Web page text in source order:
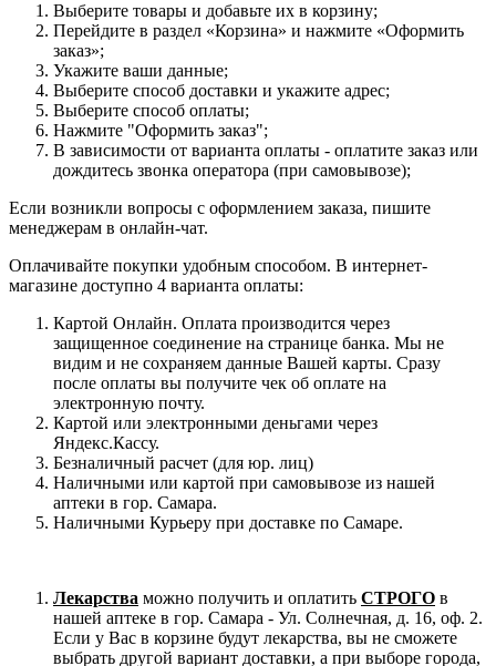
Выберите товары и добавьте их в корзину;
Перейдите в раздел «Корзина» и нажмите «Оформить
заказ»;
Укажите ваши данные;
Выберите способ доставки и укажите адрес;
Выберите способ оплаты;
Нажмите "Оформить заказ";
В зависимости от варианта оплаты - оплатите заказ или
дождитесь звонка оператора (при самовывозе);
Если возникли вопросы с оформлением заказа, пишите
менеджерам в онлайн-чат.
Оплачивайте покупки удобным способом. В интернет-
магазине доступно 4 варианта оплаты:
Картой Онлайн. Оплата производится через
защищенное соединение на странице банка. Мы не
видим и не сохраняем данные Вашей карты. Сразу
после оплаты вы получите чек об оплате на
электронную почту.
Картой или электронными деньгами через
Яндекс.Кассу.
Безналичный расчет (для юр. лиц)
Наличными или картой при самовывозе из нашей
аптеки в гор. Самара.
Наличными Курьеру при доставке по Самаре.
Лекарства можно получить и оплатить СТРОГО в
нашей аптеке в гор. Самара - Ул. Солнечная, д. 16, оф. 2.
Если у Вас в корзине будут лекарства, вы не сможете
выбрать другой вариант доставки, а при выборе города,